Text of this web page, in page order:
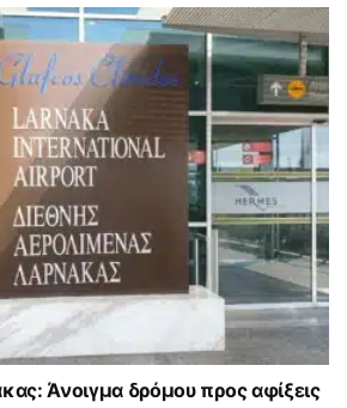
Άνοιγμα δρόμου προς αφίξεις